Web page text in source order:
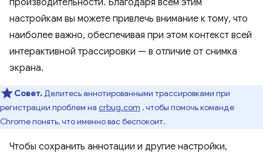
настройкам вы можете привлечь внимание к тому, что
наиболее важно, обеспечивая при этом контекст всей
интерактивной трассировки — в отличие от снимка
экрана.
Совет.Делитесь аннотированными трассировками при
регистрации проблем на crbug.com , чтобы помочь команде
Chrome понять, что именно вас беспокоит.
Чтобы сохранить аннотации и другие настройки,